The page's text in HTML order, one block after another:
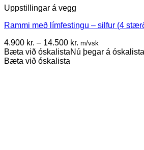
has
variants.
options
may
be
Uppstillingar á vegg
Rammi með límfestingu – silfur (4
4.900 kr. – 14.500 kr. Price
range:
m/vsk
Bæta við óskalistaNú þegar á óskalista
Bæta við óskalista